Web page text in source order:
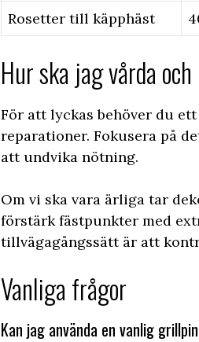
Rosetter till käpphäst
Hur ska jag vårda
För att lyckas behöver du
reparationer. Fokusera på
att undvika nötning.
Om vi ska vara ärliga tar
förstärk fästpunkter med
tillvägagångssätt är att
Vanliga frågor
Kan jag använda en vanlig